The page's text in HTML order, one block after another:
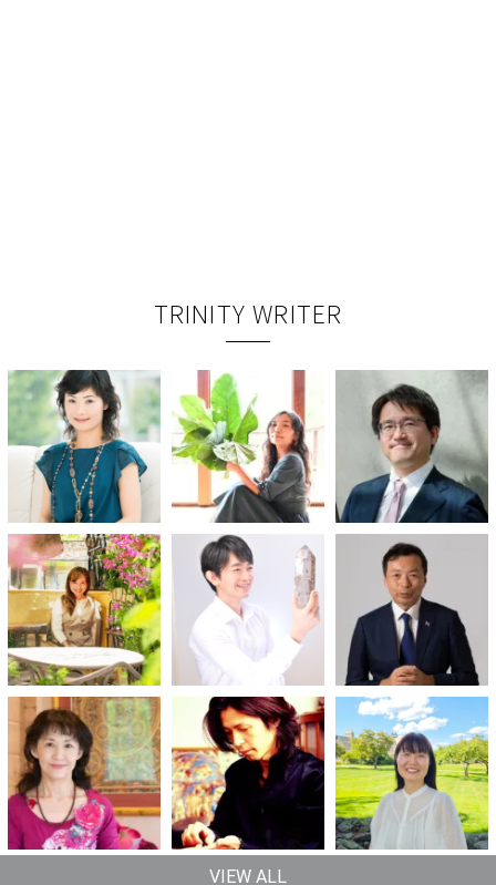
TRINITY WRITER
VIEW ALL